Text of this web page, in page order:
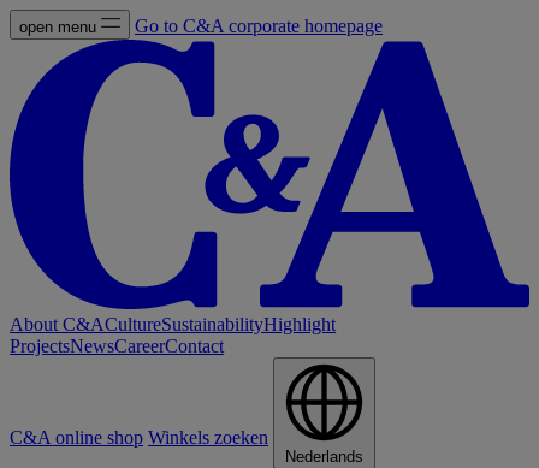
open menu Go to C&A corporate homepage
About C&ACultureSustainabilityHighlight
ProjectsNewsCareerContact
C&A online shop Winkels zoeken
Nederlands